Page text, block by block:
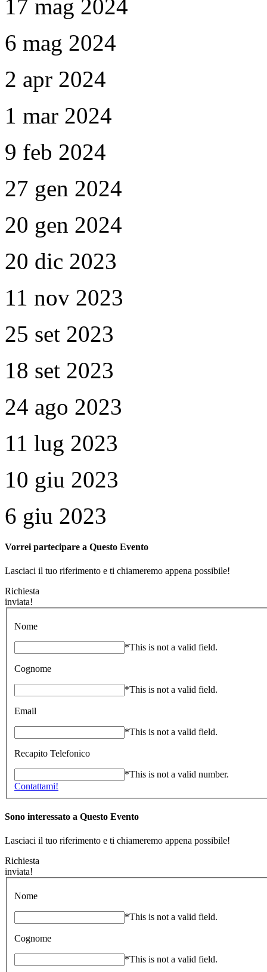
17 mag 2024
6 mag 2024
2 apr 2024
1 mar 2024
9 feb 2024
27 gen 2024
20 gen 2024
20 dic 2023
11 nov 2023
25 set 2023
18 set 2023
24 ago 2023
11 lug 2023
10 giu 2023
6 giu 2023
Vorrei partecipare a Questo Evento
Lasciaci il tuo riferimento e ti chiameremo appena possibile!
Richiesta
inviata!
Nome
*This is not a valid field.
Cognome
*This is not a valid field.
Email
*This is not a valid field.
Recapito Telefonico
*This is not a valid number.
Contattami!
Sono interessato a Questo Evento
Lasciaci il tuo riferimento e ti chiameremo appena possibile!
Richiesta
inviata!
Nome
*This is not a valid field.
Cognome
*This is not a valid field.